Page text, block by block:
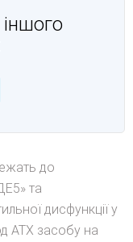
до
та
дисфункції у
АТХ засобу на